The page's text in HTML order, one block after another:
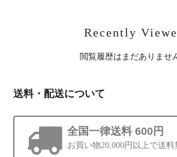
Recently
閲覧履歴はまだありませ
送料・配送について
全国一律送料 600円
お買い物20,000円以上で送料